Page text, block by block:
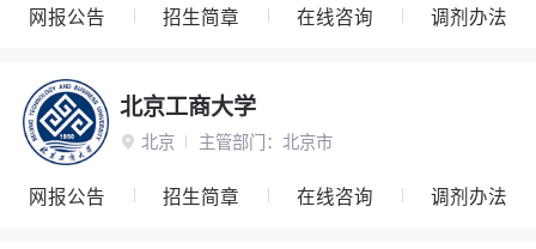
网报公告 招生简章 在线咨询 调剂办法
北京工商大学
 北京 主管部门： 北京市
网报公告 招生简章 在线咨询 调剂办法